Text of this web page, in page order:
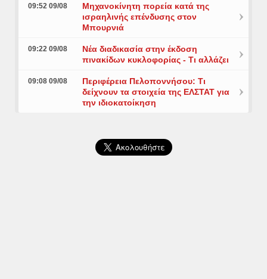
09:52 09/08
Μηχανοκίνητη πορεία κατά της
ισραηλινής επένδυσης στον
Μπουρνιά
09:22 09/08
Νέα διαδικασία στην έκδοση
πινακίδων κυκλοφορίας - Τι αλλάζει
09:08 09/08
Περιφέρεια Πελοποννήσου: Τι
δείχνουν τα στοιχεία της ΕΛΣΤΑΤ για
την ιδιοκατοίκηση